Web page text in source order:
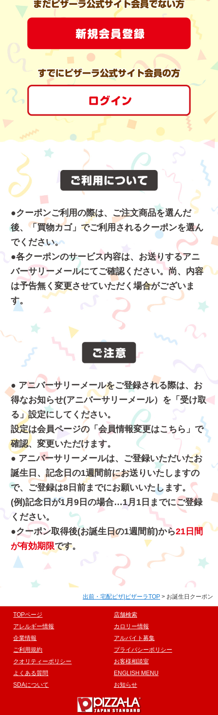
クーポンご利用の際は、ご注文商品を選んだ
後、「買物カゴ」でご利用されるクーポンを選ん
でください。
各クーポンのサービス内容は、お送りするアニ
バーサリーメールにてご確認ください。尚、内容
は予告無く変更させていただく場合がございま
す。
アニバーサリーメールをご登録される際は、お
得なお知らせ(アニバーサリーメール）を「受け取
る」設定にしてください。
設定は会員ページの「会員情報変更はこちら」で
確認、変更いただけます。
アニバーサリーメールは、ご登録いただいたお
誕生日、記念日の1週間前にお送りいたしますの
で、ご登録は8日前までにお願いいたします。
(例)記念日が1月9日の場合…1月1日までにご登録
ください。
クーポン取得後(お誕生日の1週間前)から21日間
が有効期限です。
出前・宅配ピザ|ピザーラTOP > お誕生日クーポン
TOPページ
店舗検索
アレルギー情報
カロリー情報
企業情報
アルバイト募集
ご利用規約
プライバシーポリシー
クオリティーポリシー
お客様相談室
よくある質問
ENGLISH MENU
SDAについて
お知らせ